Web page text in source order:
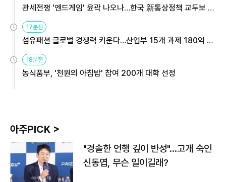
관세전쟁 '엔드게임' 윤곽 나오나…한국 新통상정책 교두보 활
용해야
17분전
섬유패션 글로벌 경쟁력 키운다…산업부 15개 과제 180억 지
원
18분전
농식품부, '천원의 아침밥' 참여 200개 대학 선정
아주PICK >
"경솔한 언행 깊이 반성"…고개 숙인
신동엽, 무슨 일이길래?